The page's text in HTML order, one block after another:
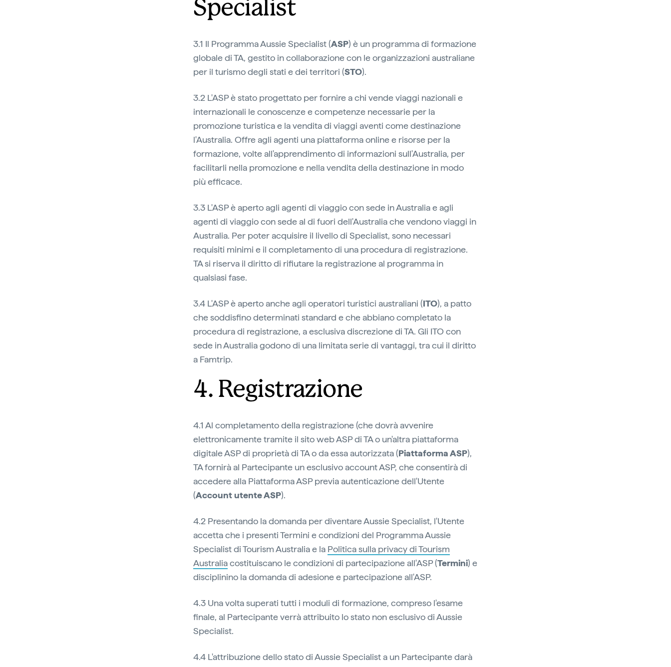
Specialist
3.1 Il Programma Aussie Specialist (ASP) è un programma di formazione
globale di TA, gestito in collaborazione con le organizzazioni australiane
per il turismo degli stati e dei territori (STO).
3.2 L'ASP è stato progettato per fornire a chi vende viaggi nazionali e
internazionali le conoscenze e competenze necessarie per la
promozione turistica e la vendita di viaggi aventi come destinazione
l'Australia. Offre agli agenti una piattaforma online e risorse per la
formazione, volte all'apprendimento di informazioni sull'Australia, per
facilitarli nella promozione e nella vendita della destinazione in modo
più efficace.
3.3 L'ASP è aperto agli agenti di viaggio con sede in Australia e agli
agenti di viaggio con sede al di fuori dell'Australia che vendono viaggi in
Australia. Per poter acquisire il livello di Specialist, sono necessari
requisiti minimi e il completamento di una procedura di registrazione.
TA si riserva il diritto di rifiutare la registrazione al programma in
qualsiasi fase.
3.4 L'ASP è aperto anche agli operatori turistici australiani (ITO), a patto
che soddisfino determinati standard e che abbiano completato la
procedura di registrazione, a esclusiva discrezione di TA. Gli ITO con
sede in Australia godono di una limitata serie di vantaggi, tra cui il diritto
a Famtrip.
4. Registrazione
4.1 Al completamento della registrazione (che dovrà avvenire
elettronicamente tramite il sito web ASP di TA o un'altra piattaforma
digitale ASP di proprietà di TA o da essa autorizzata (Piattaforma ASP),
TA fornirà al Partecipante un esclusivo account ASP, che consentirà di
accedere alla Piattaforma ASP previa autenticazione dell'Utente
(Account utente ASP).
4.2 Presentando la domanda per diventare Aussie Specialist, l'Utente
accetta che i presenti Termini e condizioni del Programma Aussie
Specialist di Tourism Australia e la Politica sulla privacy di Tourism
Australiacostituiscano le condizioni di partecipazione all'ASP (Termini) e
disciplinino la domanda di adesione e partecipazione all'ASP.
4.3 Una volta superati tutti i moduli di formazione, compreso l'esame
finale, al Partecipante verrà attribuito lo stato non esclusivo di Aussie
Specialist.
4.4 L'attribuzione dello stato di Aussie Specialist a un Partecipante darà